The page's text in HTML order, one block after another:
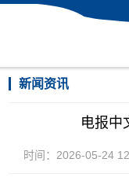
新闻资讯
电报中
时间：2026-05-24